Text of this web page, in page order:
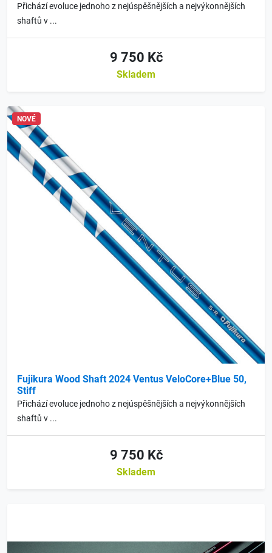
Přichází evoluce jednoho z nejúspěšnějších a nejvýkonnějších
shaftů v ...
9 750 Kč
Skladem
NOVÉ
Fujikura Wood Shaft 2024 Ventus VeloCore+Blue 50,
Stiff
Přichází evoluce jednoho z nejúspěšnějších a nejvýkonnějších
shaftů v ...
9 750 Kč
Skladem